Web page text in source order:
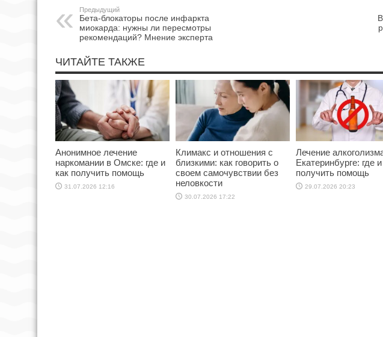
Предыдущий
Бета-блокаторы после инфаркта
миокарда: нужны ли пересмотры
рекомендаций? Мнение эксперта
ЧИТАЙТЕ ТАКЖЕ
Анонимное лечение
наркомании в Омске: где и
как получить помощь
31.07.2026 12:16
Климакс и отношения с
близкими: как говорить о
своем самочувствии без
неловкости
30.07.2026 17:22
Лечение
Екатеринбурге: где
получить помощь
29.07.2026 20:23